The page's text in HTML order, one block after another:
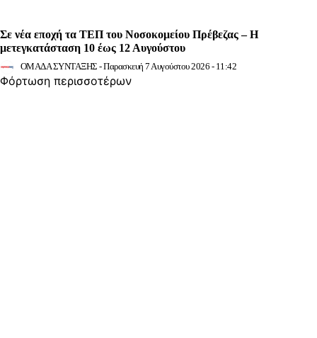
Σε νέα εποχή τα ΤΕΠ του Νοσοκομείου Πρέβεζας – Η
μετεγκατάσταση 10 έως 12 Αυγούστου
ΟΜΑΔΑ ΣΥΝΤΑΞΗΣ -Παρασκευή 7 Αυγούστου 2026 - 11:42
Φόρτωση περισσοτέρων